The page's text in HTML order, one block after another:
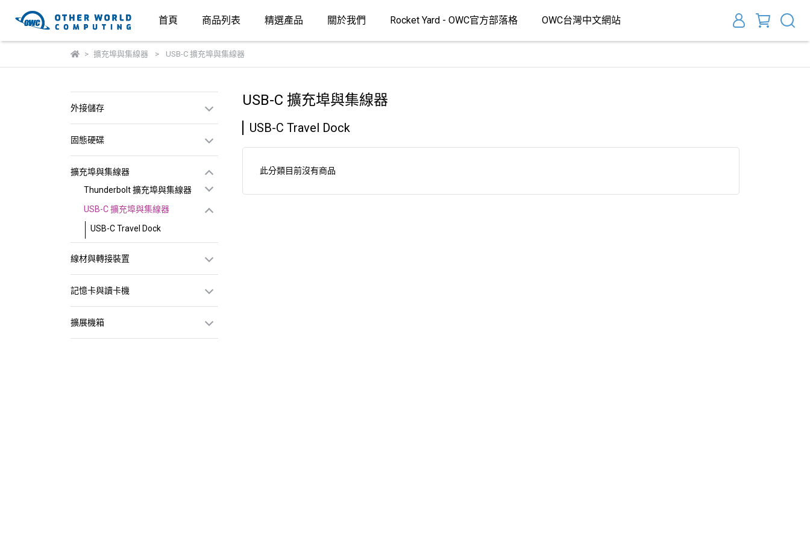
首頁 商品列表 精選產品 關於我們 Rocket Yard - OWC官方部落格 OWC台灣中文網站
擴充埠與集線器 USB-C 擴充埠與集線器
外接儲存
固態硬碟
擴充埠與集線器
Thunderbolt 擴充埠與集線器
USB-C 擴充埠與集線器
USB-C Travel Dock
線材與轉接裝置
記憶卡與讀卡機
擴展機箱
USB-C 擴充埠與集線器
USB-C Travel Dock
此分類目前沒有商品